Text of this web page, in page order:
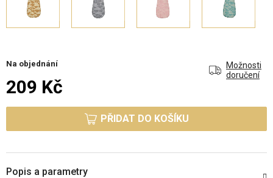
Na objednání
Možnosti
doručení
209 Kč
PŘIDAT DO KOŠÍKU
Popis a parametry